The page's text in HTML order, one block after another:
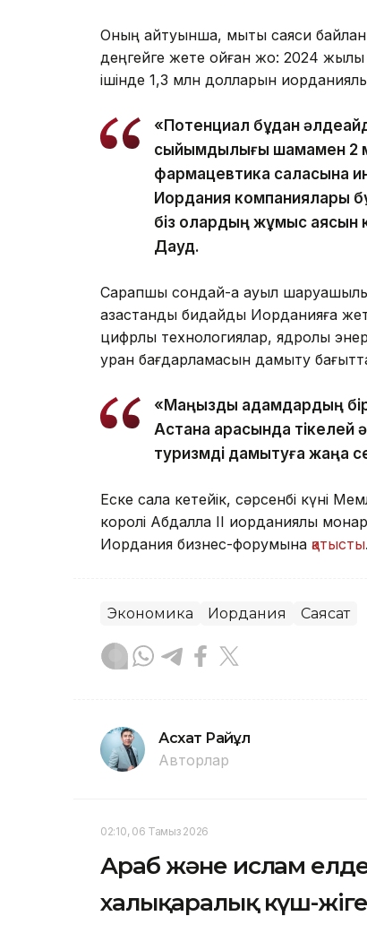
Оның айтуынша, мықты саяси
деңгейге жете қойған жоқ: 2024
ішінде 1,3 млн долларын
«Потенциал бұдан
сыйымдылығы шамамен 2
фармацевтика саласына
Иордания компаниялары
біз олардың жұмыс аясын
Дауд.
Сарапшы сондай-ақ ауыл
қазақстандық бидайды Иорданияға
цифрлық технологиялар, ядролық
уран бағдарламасын дамыту
«Маңызды қадамдардың
Астана арасында тікелей
туризмді дамытуға жаңа
Еске сала кетейік, сәрсенбі күні
королі Абдалла ІІ иорданиялық
Иордания бизнес-форумына қатысты.
Экономика Иордания Саясат
Асхат Райқұл
Авторлар
02:10, 06 Тамыз 2026
Араб және ислам
халықаралық күш-